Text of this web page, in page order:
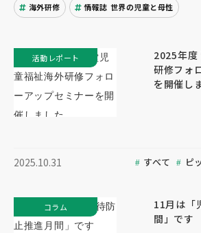
海外研修 情報誌 世界の児童と母性
2025年度
研修フォ
を開催し
2025.10.31 すべて ピ
活動レポート
11月は「
間」です
コラム